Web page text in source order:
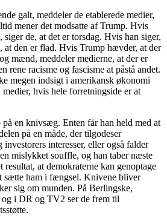
galt, meddeler de etablerede medier,
mener det modsatte af Trump. Hvis
siger de, at det er torsdag. Hvis han siger,
at den er flad. Hvis Trump hævder, at der
mænd, meddeler medierne, at der er
rene racisme og fascisme at påstå andet.
megen indsigt i amerikansk økonomi
hvis hele forretningside er at
en knivsæg. Enten får han held med at
på en måde, der tilgodeser
investorers interesser, eller også falder
mislykket souffle, og han taber næste
resultat, at demokraterne kan genoptage
sætte ham i fængsel. Knivene bliver
sig om munden. På Berlingske,
i DR og TV2 ser de frem til